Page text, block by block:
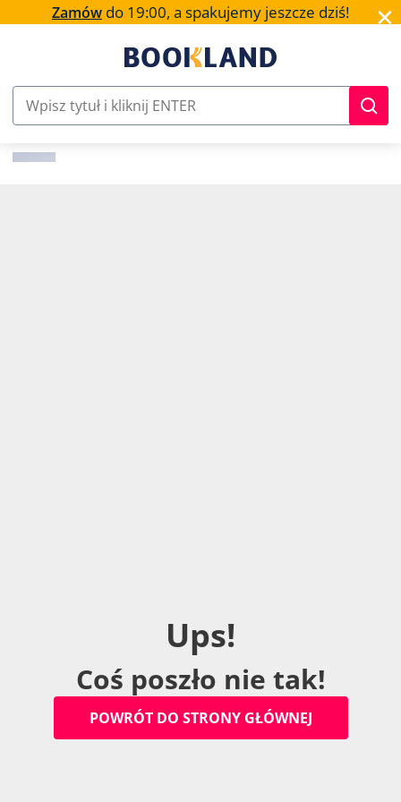
Zamów do 19:00, a spakujemy jeszcze dziś! ✕
Ups!
Coś poszło nie tak!
POWRÓT DO STRONY GŁÓWNEJ